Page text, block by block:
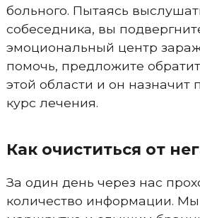
больного. Пытаясь
собеседника, вы
эмоциональный центр
помочь, предложите
этой области и он назначит
курс лечения.
Как очиститься от
За один день через нас
количество информации.